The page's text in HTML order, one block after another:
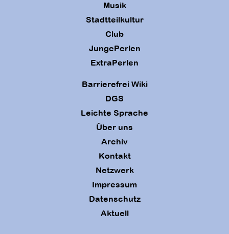
Musik
Stadtteilkultur
Club
JungePerlen
ExtraPerlen
Barrierefrei Wiki
DGS
Leichte Sprache
Über uns
Archiv
Kontakt
Netzwerk
Impressum
Datenschutz
Aktuell